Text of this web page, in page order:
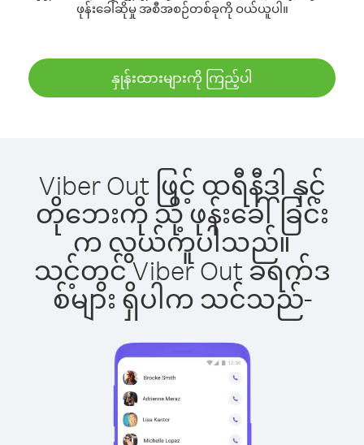
ဖုန်းခေါ်ဆိုမှု အစီအစဉ်တစ်ခုကို ဝယ်ယူပါ။
နှုန်းထားများကို ကြည့်ပါ
Viber Out ဖြင့် ထရီနီဒါ နှင့်
တိုဘေးကို သို့ ဖုန်းခေါ်ခြင်း
က လွယ်ကူပါသည်။
သင့်တွင် Viber Out ခရက်ဒ
စ်များ ရှိပါက သင်သည်-